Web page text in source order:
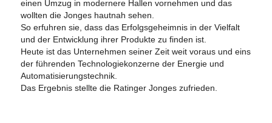
einen Umzug in modernere Hallen vornehmen und das
wollten die Jonges hautnah sehen.
So erfuhren sie, dass das Erfolgsgeheimnis in der Vielfalt
und der Entwicklung ihrer Produkte zu finden ist.
Heute ist das Unternehmen seiner Zeit weit voraus und eins
der führenden Technologiekonzerne der Energie und
Automatisierungstechnik.
Das Ergebnis stellte die Ratinger Jonges zufrieden.